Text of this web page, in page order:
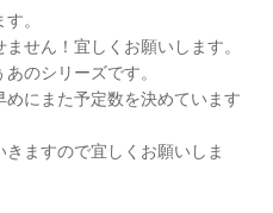
。
せん！宜しくお願いします。
のシリーズです。
にまた予定数を決めています
ますので宜しくお願いしま